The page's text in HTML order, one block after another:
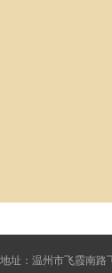
地址：温州市飞霞南